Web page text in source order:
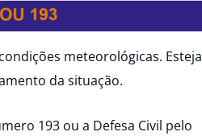
meteorológicas. Esteja
da situação.
193 ou a Defesa Civil pelo